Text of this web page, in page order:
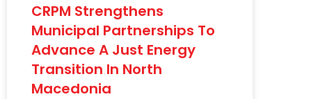
CRPM Strengthens
Municipal Partnerships To
Advance A Just Energy
Transition In North
Macedonia